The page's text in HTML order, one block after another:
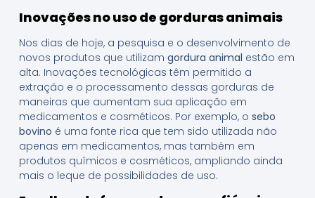
Inovações no uso de gorduras animais
Nos dias de hoje, a pesquisa e o desenvolvimento de
novos produtos que utilizam gordura animal estão em
alta. Inovações tecnológicas têm permitido a
extração e o processamento dessas gorduras de
maneiras que aumentam sua aplicação em
medicamentos e cosméticos. Por exemplo, o sebo
bovino é uma fonte rica que tem sido utilizada não
apenas em medicamentos, mas também em
produtos químicos e cosméticos, ampliando ainda
mais o leque de possibilidades de uso.